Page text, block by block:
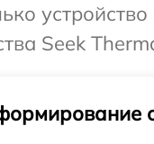
Seek